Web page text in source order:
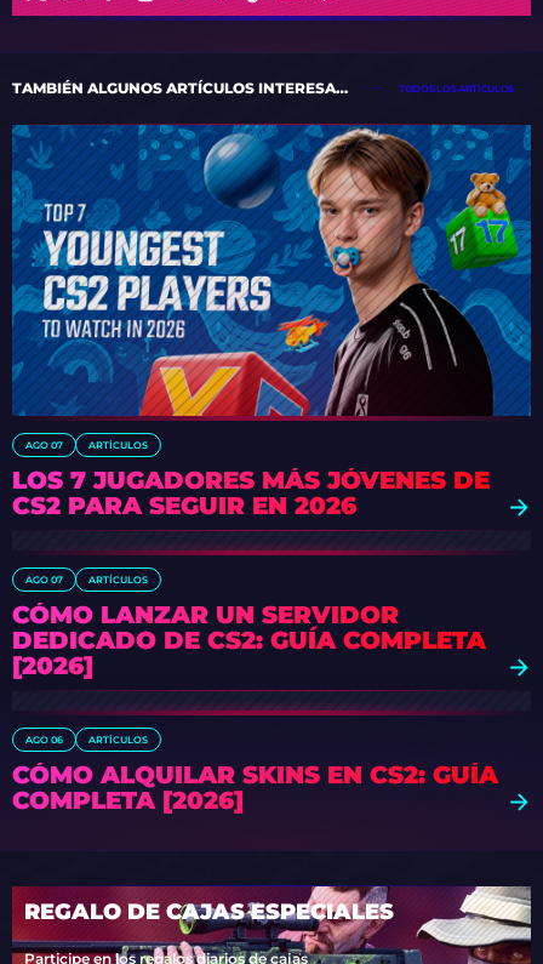
TAMBIÉN ALGUNOS ARTÍCULOS INTERESANTES TODOS LOS ARTÍCULOS
AGO 07 ARTÍCULOS
LOS 7 JUGADORES MÁS JÓVENES DE
CS2 PARA SEGUIR EN 2026
AGO 07 ARTÍCULOS
CÓMO LANZAR UN SERVIDOR
DEDICADO DE CS2: GUÍA COMPLETA
[2026]
AGO 06 ARTÍCULOS
CÓMO ALQUILAR SKINS EN CS2: GUÍA
COMPLETA [2026]
REGALO DE CAJAS ESPECIALES
Participe en los regalos diarios de cajas